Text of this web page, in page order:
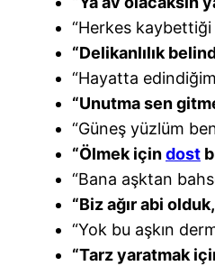
“Herkes
“Delikanlılık
“Hayatta
“Unutma sen
“Güneş yüzlüm
“Ölmek içindost
“Bana aşktan
“Biz ağır abi
“Yok bu aşkın
“Tarz yaratmak